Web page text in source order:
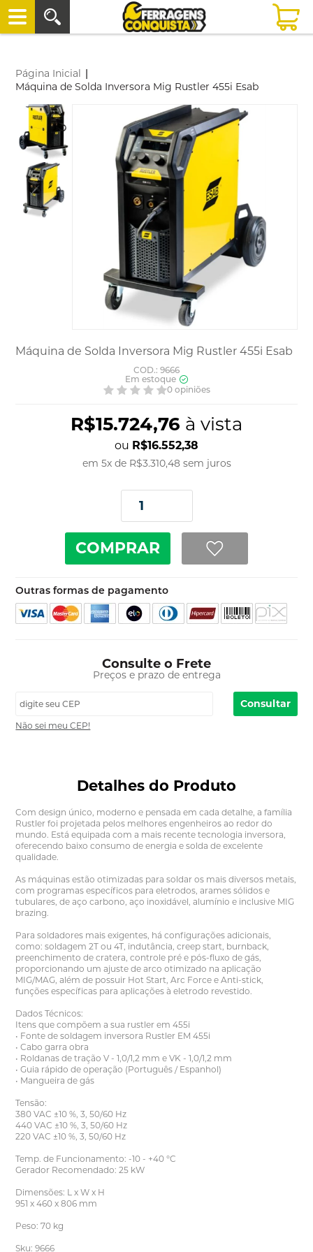
Página Inicial |
Máquina de Solda Inversora Mig Rustler 455i Esab
Máquina de Solda Inversora Mig Rustler 455i Esab
COD.: 9666
Em estoque
0 opiniões
R$15.724,76 à vista
R$16.552,38
em 5xde R$3.310,48sem juros
COMPRAR
Outras formas de pagamento
Consulte o Frete
Preços e prazo de entrega
Consultar
Não sei meu CEP!
Detalhes do Produto
Com design único, moderno e pensada em cada detalhe, a família
Rustler foi projetada pelos melhores engenheiros ao redor do
mundo. Está equipada com a mais recente tecnologia inversora,
oferecendo baixo consumo de energia e solda de excelente
qualidade.
As máquinas estão otimizadas para soldar os mais diversos metais,
com programas específicos para eletrodos, arames sólidos e
tubulares, de aço carbono, aço inoxidável, alumínio e inclusive MIG
brazing.
Para soldadores mais exigentes, há configurações adicionais,
como: soldagem 2T ou 4T, indutância, creep start, burnback,
preenchimento de cratera, controle pré e pós-fluxo de gás,
proporcionando um ajuste de arco otimizado na aplicação
MIG/MAG, além de possuir Hot Start, Arc Force e Anti-stick,
funções específicas para aplicações à eletrodo revestido.
Dados Técnicos:
Itens que compõem a sua rustler em 455i
• Fonte de soldagem inversora Rustler EM 455i
• Cabo garra obra
• Roldanas de tração V - 1,0/1,2 mm e VK - 1,0/1,2 mm
• Guia rápido de operação (Português / Espanhol)
• Mangueira de gás
Tensão:
380 VAC ±10 %, 3, 50/60 Hz
440 VAC ±10 %, 3, 50/60 Hz
220 VAC ±10 %, 3, 50/60 Hz
Temp. de Funcionamento: -10 - +40 °C
Gerador Recomendado: 25 kW
Dimensões: L x W x H
951 x 460 x 806 mm
Peso: 70 kg
Sku: 9666